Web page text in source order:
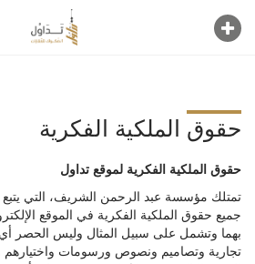
حقوق الملكية الفكرية
حقوق الملكية الفكرية لموقع تداول
تمتلك مؤسسة عبد الرحمن الشريف، التي يتبع
جميع حقوق الملكية الفكرية في الموقع
بهما وتشمل على سبيل المثال وليس الحصر
تجارية وتصاميم ونصوص ورسومات واختيارهم